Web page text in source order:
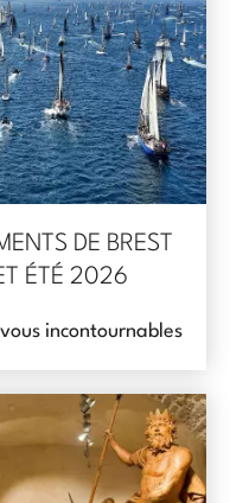
DE BREST
ÉTÉ 2026
incontournables